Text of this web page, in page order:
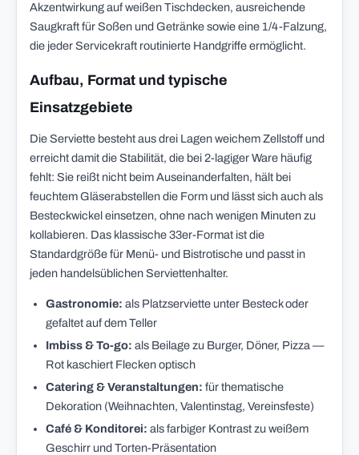
Akzentwirkung auf weißen Tischdecken, ausreichende
Saugkraft für Soßen und Getränke sowie eine 1/4-Falzung,
die jeder Servicekraft routinierte Handgriffe ermöglicht.
Aufbau, Format und typische
Einsatzgebiete
Die Serviette besteht aus drei Lagen weichem Zellstoff und
erreicht damit die Stabilität, die bei 2-lagiger Ware häufig
fehlt: Sie reißt nicht beim Auseinanderfalten, hält bei
feuchtem Gläserabstellen die Form und lässt sich auch als
Besteckwickel einsetzen, ohne nach wenigen Minuten zu
kollabieren. Das klassische 33er-Format ist die
Standardgröße für Menü- und Bistrotische und passt in
jeden handelsüblichen Serviettenhalter.
Gastronomie: als Platzserviette unter Besteck oder
gefaltet auf dem Teller
Imbiss & To-go: als Beilage zu Burger, Döner, Pizza —
Rot kaschiert Flecken optisch
Catering & Veranstaltungen: für thematische
Dekoration (Weihnachten, Valentinstag, Vereinsfeste)
Café & Konditorei: als farbiger Kontrast zu weißem
Geschirr und Torten-Präsentation